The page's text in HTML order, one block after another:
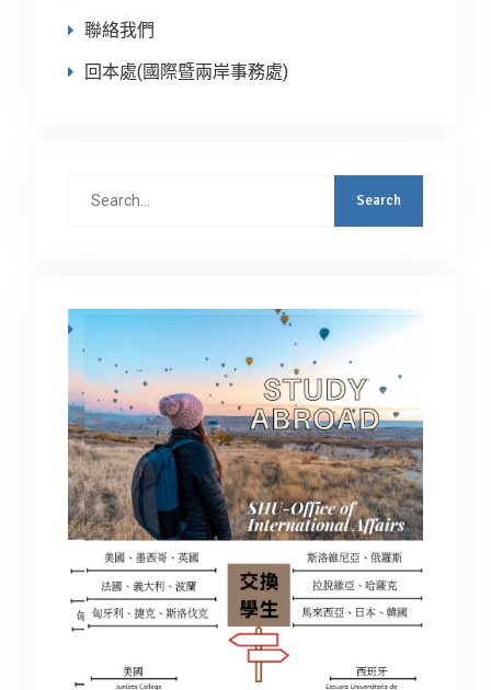
聯絡我們
回本處(國際暨兩岸事務處)